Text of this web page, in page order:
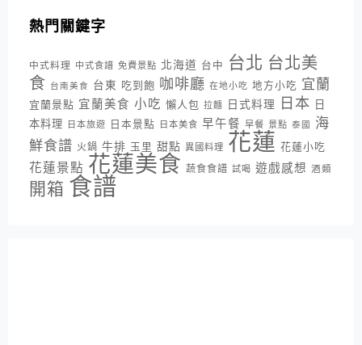
熱門關鍵字
中式料理 中式食譜 免費景點 北海道 台中 台北 台北美
食 台南美食 台東 吃到飽 咖啡廳 在地小吃 地方小吃 宜蘭
宜蘭景點 宜蘭美食 小吃 懶人包 拉麵 日式料理 日本 日
本料理
日本旅遊 日本景點 日本美食 早午餐 早餐 景點 泰國
海
鮮食譜 火鍋 牛排 玉里 甜點 異國料理 花蓮 花蓮小吃
花蓮景點 花蓮美食 蔬食食譜 試喝 遊戲感想 酒類
開箱 食譜